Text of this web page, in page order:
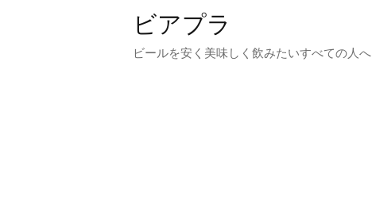
ビアプラ
ビールを安く美味しく飲みたいすべての人へ